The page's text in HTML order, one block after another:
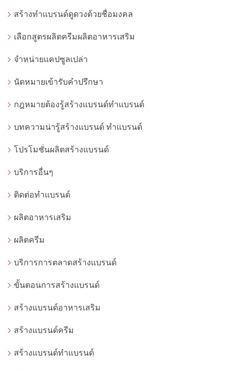
สร้างทำแบรนด์ดูดวงด้วยชื่อมงคล
เลือกสูตรผลิตครีมผลิตอาหารเสริม
จำหน่ายแคปซูลเปล่า
นัดหมายเข้ารับคำปรึกษา
กฎหมายต้องรู้สร้างแบรนด์ทำแบรนด์
บทความน่ารู้สร้างแบรนด์ ทำแบรนด์
โปรโมชั่นผลิตสร้างแบรนด์
บริการอื่นๆ
ติดต่อทำแบรนด์
ผลิตอาหารเสริม
ผลิตครีม
บริการการตลาดสร้างแบรนด์
ขั้นตอนการสร้างแบรนด์
สร้างแบรนด์อาหารเสริม
สร้างแบรนด์ครีม
สร้างแบรนด์ทำแบรนด์